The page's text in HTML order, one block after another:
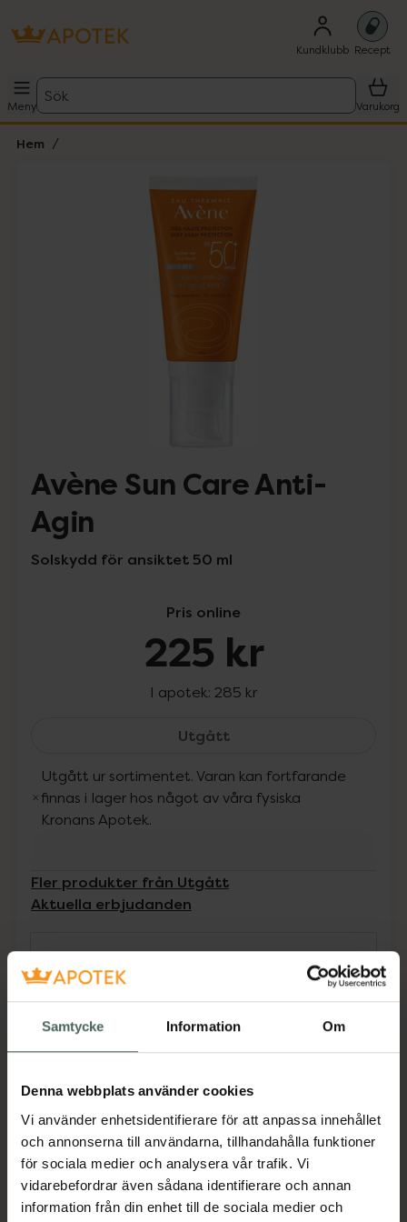
Samtycke Information Om
Denna webbplats använder cookies
Vi använder enhetsidentifierare för att anpassa innehållet
och annonserna till användarna, tillhandahålla funktioner
för sociala medier och analysera vår trafik. Vi
vidarebefordrar även sådana identifierare och annan
information från din enhet till de sociala medier och
Kundklubb Recept
Meny
Sök
Varukorg
Hem
Lista: . Innehåller 1 objekt.
Avène Sun Care Anti-
Agin
Solskydd för ansiktet 50 ml
Pris online
225 kr
I apotek: 285 kr
UtgåttAvène Sun Care Anti-
Utgått ur sortimentet. Varan kan fortfarande
finnas i lager hos något av våra fysiska
Kronans Apotek.
Fler produkter från Utgått
Aktuella erbjudanden
Beskrivning Dölj
ansiktet. Innehåller ett fotostabilt UVA- och
UVB skydd som är effektiv och långvarande
antioxidantkomplex som ger ett komplett
cellskydd mot fria radikaler.
Avène Anti-aging suncare spf 50+ innehåller
även AscofillineTM som stimulerar
kollagenproduktionen i huden samtidigt som